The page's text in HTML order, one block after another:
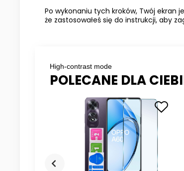
Po wykonaniu tych kroków, Twój ekran
że zastosowałeś się do instrukcji, aby
High-contrast mode
POLECANE DLA